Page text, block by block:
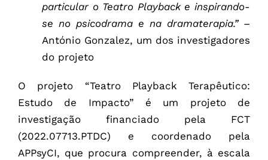
particular o Teatro Playback e inspirando-
se no psicodrama e na dramaterapia.” –
António Gonzalez, um dos investigadores
do projeto
O projeto “Teatro Playback Terapêutico:
Estudo de Impacto” é um projeto de
investigação financiado pela FCT
(2022.07713.PTDC) e coordenado pela
APPsyCI, que procura compreender, à escala